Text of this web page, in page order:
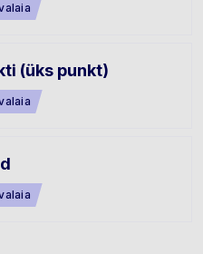
(üks punkt)